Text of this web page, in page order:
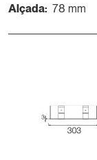
Alçada: 78 mm